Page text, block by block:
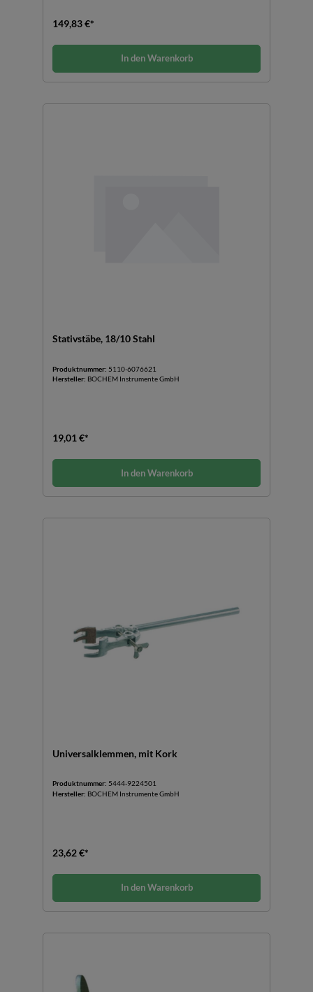
149,83 €*
In den Warenkorb
Stativstäbe, 18/10 Stahl
Produktnummer: 5110-6076621
Hersteller: BOCHEM Instrumente GmbH
19,01 €*
In den Warenkorb
Universalklemmen, mit Kork
Produktnummer: 5444-9224501
Hersteller: BOCHEM Instrumente GmbH
23,62 €*
In den Warenkorb